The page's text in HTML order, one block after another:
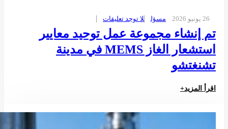
26 يونيو 2026 مسؤل لا توجد تعليقات
تم إنشاء مجموعة عمل توحيد معايير
استشعار الغاز MEMS في مدينة
تشنغتشو
اقرأ المزيد+